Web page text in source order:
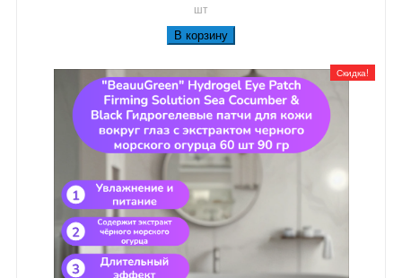
шт
В корзину
Скидка!